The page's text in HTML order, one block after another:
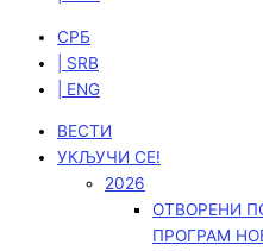
СРБ
| SRB
| ENG
ВЕСТИ
УКЉУЧИ СЕ!
2026
ОТВОРЕНИ
ПРОГРАМ